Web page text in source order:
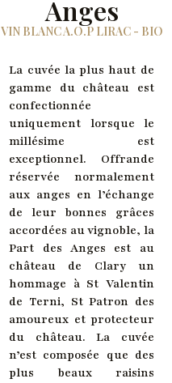
Anges
VIN BLANC A.O.P LIRAC - BIO
La cuvée la plus haut de
gamme du château est
confectionnée
uniquement lorsque le
millésime est
exceptionnel. Offrande
réservée normalement
aux anges en l’échange
de leur bonnes grâces
accordées au vignoble, la
Part des Anges est au
château de Clary un
hommage à St Valentin
de Terni, St Patron des
amoureux et protecteur
du château. La cuvée
n’est composée que des
plus beaux raisins